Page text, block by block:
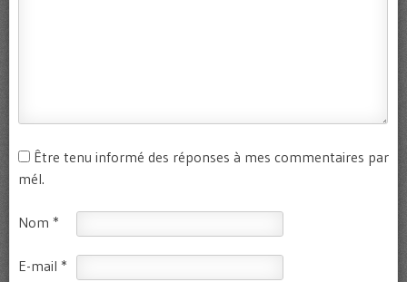
Être tenu informé des réponses à mes commentaires par
mél.
Nom *
E-mail *